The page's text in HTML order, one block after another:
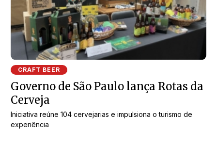
CRAFT BEER
Governo de São Paulo lança Rotas da
Cerveja
Iniciativa reúne 104 cervejarias e impulsiona o turismo de
experiência